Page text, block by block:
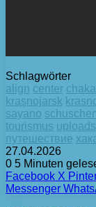
Schlagwörter
align center
krasnojarsk
sayano
tourismus uploads
путешествие
27.04.2026
0 5 Minuten
Facebook X
Messenger